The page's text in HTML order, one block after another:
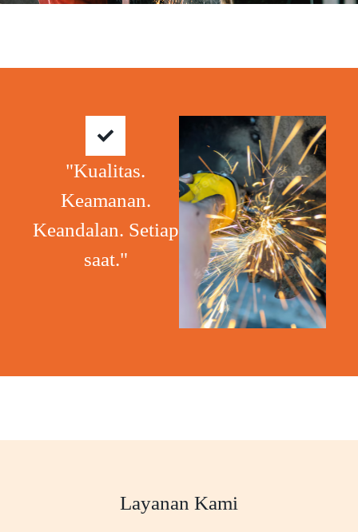
"Kualitas.
Keamanan.
Keandalan. Setiap
saat."
Layanan Kami